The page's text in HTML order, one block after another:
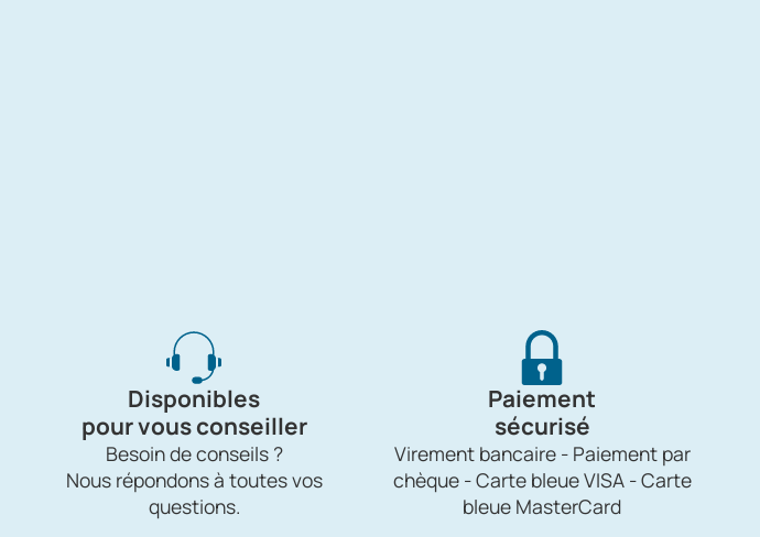
Disponibles
pour vous conseiller
Besoin de conseils ?
Nous répondons à toutes vos
questions.
Paiement
sécurisé
Virement bancaire - Paiement par
chèque - Carte bleue VISA - Carte
bleue MasterCard